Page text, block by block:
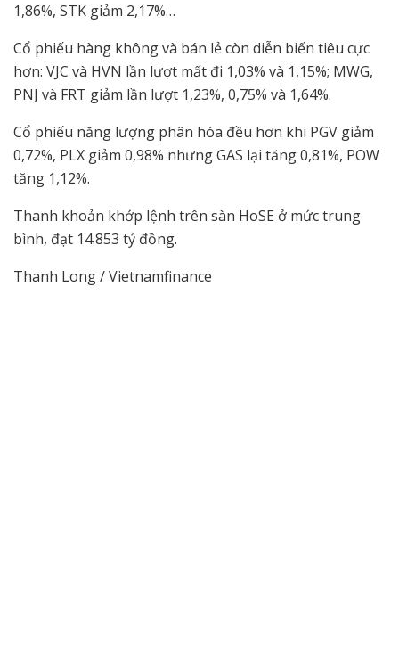
1,86%, STK giảm 2,17%…
Cổ phiếu hàng không và bán lẻ còn diễn biến tiêu cực
hơn: VJC và HVN lần lượt mất đi 1,03% và 1,15%; MWG,
PNJ và FRT giảm lần lượt 1,23%, 0,75% và 1,64%.
Cổ phiếu năng lượng phân hóa đều hơn khi PGV giảm
0,72%, PLX giảm 0,98% nhưng GAS lại tăng 0,81%, POW
tăng 1,12%.
Thanh khoản khớp lệnh trên sàn HoSE ở mức trung
bình, đạt 14.853 tỷ đồng.
Thanh Long / Vietnamfinance